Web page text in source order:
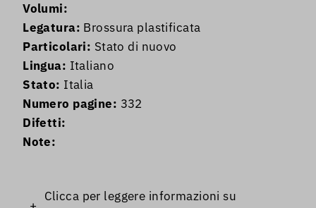
Volumi:
Legatura: Brossura plastificata
Particolari: Stato di nuovo
Lingua: Italiano
Stato: Italia
Numero pagine: 332
Difetti:
Note:
Clicca per leggere informazioni su